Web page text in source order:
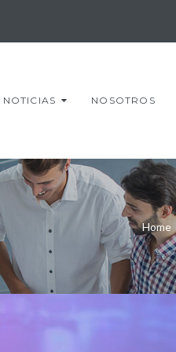
NOTICIAS NOSOTROS
Home